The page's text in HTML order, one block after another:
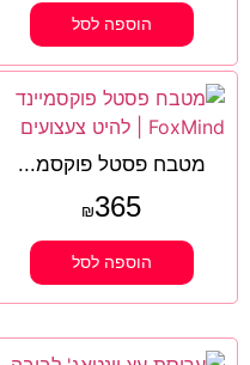
הוספה לסל
מטבח פסטל פוקסמ...
₪365
הוספה לסל